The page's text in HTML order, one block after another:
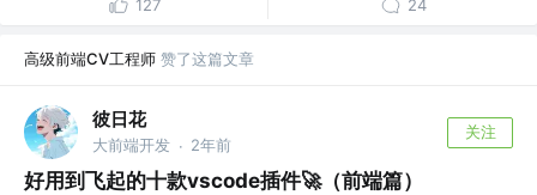
127 24
高级前端CV工程师 赞了这篇文章
彼日花
大前端开发 · 2年前
关注
好用到飞起的十款vscode插件🚀（前端篇）